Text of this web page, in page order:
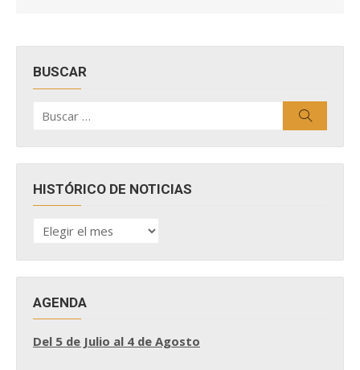
BUSCAR
por:
HISTÓRICO DE NOTICIAS
HISTÓRICO
DE
AGENDA
Del 5 de Julio al 4 de Agosto